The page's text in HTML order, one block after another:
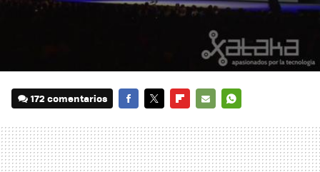
172 comentarios
MAIL